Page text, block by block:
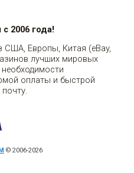
2006 года!
США, Европы, Китая (eBay,
лучших мировых
оплаты и быстрой
© 2006-2026